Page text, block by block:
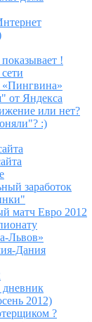
!
«Пингвина»
Яндекса
или нет?
:)
заработок
матч Евро 2012
Львов»
Дания
2012)
?